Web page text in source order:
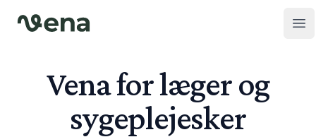
Vena for læger og
sygeplejesker